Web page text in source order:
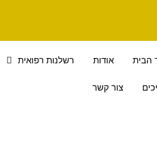
הבית אודות רשלנות רפואית
צור קשר